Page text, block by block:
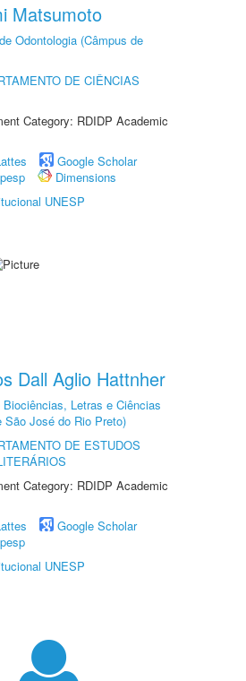
Matsumoto
Odontologia (Câmpus de
DE CIÊNCIAS
Category: RDIDP Academic
Google Scholar
Dimensions
UNESP
Dall Aglio Hattnher
Letras e Ciências
São José do Rio Preto)
DE ESTUDOS
Category: RDIDP Academic
Google Scholar
UNESP